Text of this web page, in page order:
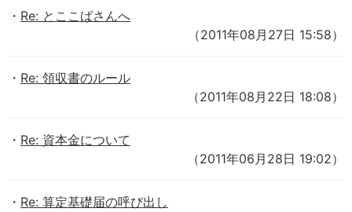
Re: とここばさんへ
（2011年08月27日 15:58）
Re: 領収書のルール
（2011年08月22日 18:08）
Re: 資本金について
（2011年06月28日 19:02）
Re: 算定基礎届の呼び出し